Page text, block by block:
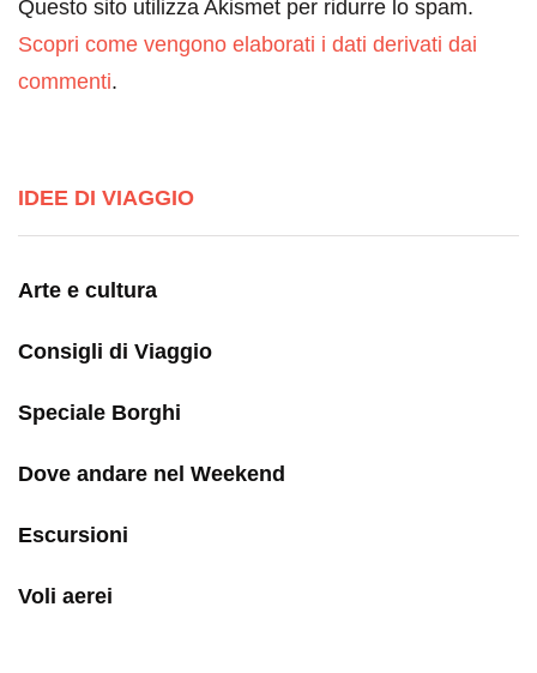
Questo sito utilizza Akismet per ridurre lo spam.
Scopri come vengono elaborati i dati derivati dai
commenti.
IDEE DI VIAGGIO
Arte e cultura
Consigli di Viaggio
Speciale Borghi
Dove andare nel Weekend
Escursioni
Voli aerei